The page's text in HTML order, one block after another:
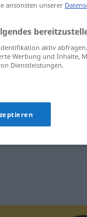
ansonsten unserer
aktiv
Werbung und Inhalte,
Dienstleistungen.